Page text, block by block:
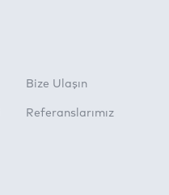
Bize Ulaşın
Referanslarımız